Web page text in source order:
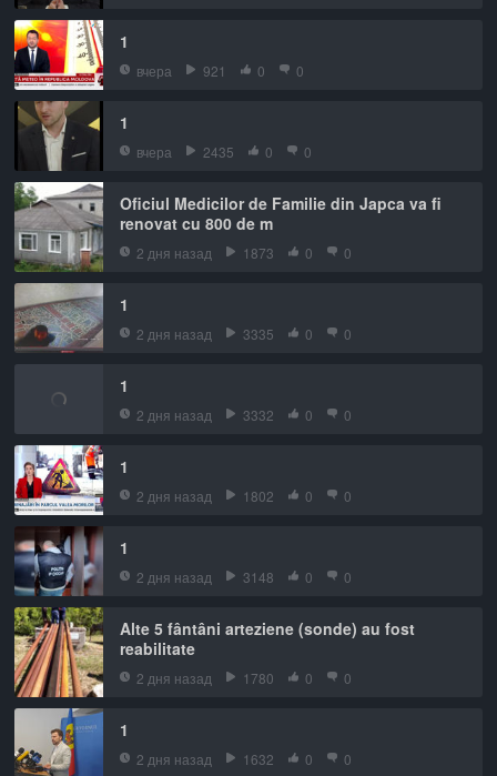
1
вчера 921 0 0
1
вчера 2435 0 0
Oficiul Medicilor de Familie din Japca va fi
renovat cu 800 de m
2 дня назад 1873 0 0
1
2 дня назад 3335 0 0
1
2 дня назад 3332 0 0
1
2 дня назад 1802 0 0
1
2 дня назад 3148 0 0
Alte 5 fântâni arteziene (sonde) au fost
reabilitate
2 дня назад 1780 0 0
1
2 дня назад 1632 0 0